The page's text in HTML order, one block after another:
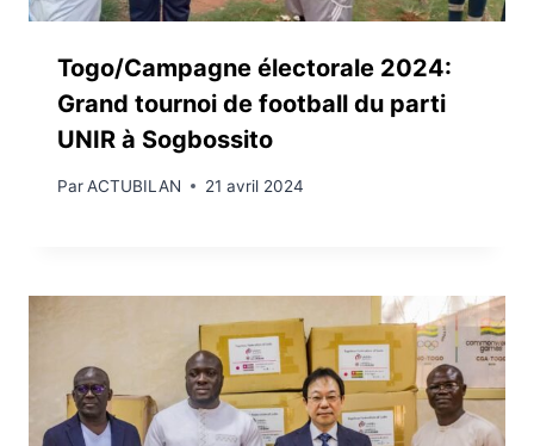
Togo/Campagne électorale 2024:
Grand tournoi de football du parti
UNIR à Sogbossito
ParACTUBILAN 21 avril 2024